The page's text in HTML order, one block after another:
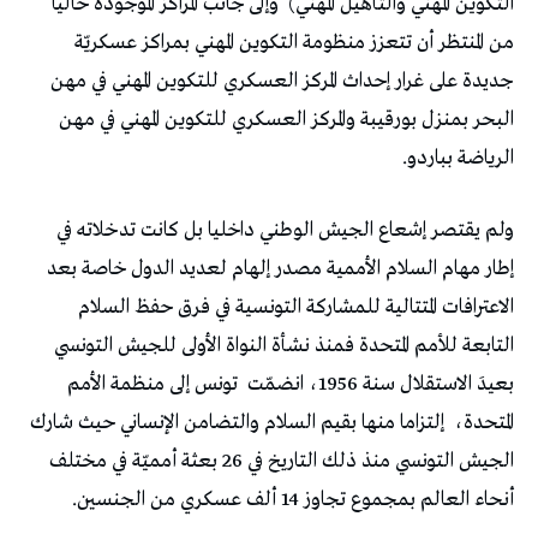
من المنتظر أن تتعزز منظومة التكوين المهني بمراكز عسكريّة
جديدة على غرار إحداث المركز العسكري للتكوين المهني في مهن
البحر بمنزل بورقيبة والمركز العسكري للتكوين المهني في مهن
الرياضة بباردو.
ولم يقتصر إشعاع الجيش الوطني داخليا بل كانت تدخلاته في
إطار مهام السلام الأممية مصدر إلهام لعديد الدول خاصة بعد
الاعترافات المتتالية للمشاركة التونسية في فرق حفظ السلام
التابعة للأمم المتحدة فمنذ نشأة النواة الأولى للجيش التونسي
بعيدَ الاستقلال سنة 1956، انضمّت
تونس إلى منظمة الأمم
المتحدة، إلتزاما منها بقيم السلام والتضامن الإنساني حيث شارك
الجيش التونسي منذ ذلك التاريخ في 26 بعثة أمميّة في مختلف
أنحاء العالم بمجموع تجاوز 14 ألف عسكري من الجنسين.